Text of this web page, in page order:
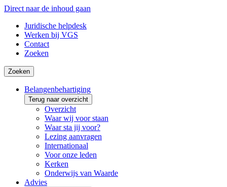
Direct naar de inhoud gaan
Juridische helpdesk
Werken bij VGS
Contact
Zoeken
Zoeken
Belangenbehartiging
Terug naar overzicht
Overzicht
Waar wij voor staan
Waar sta jij voor?
Lezing aanvragen
Internationaal
Voor onze leden
Kerken
Onderwijs van Waarde
Advies